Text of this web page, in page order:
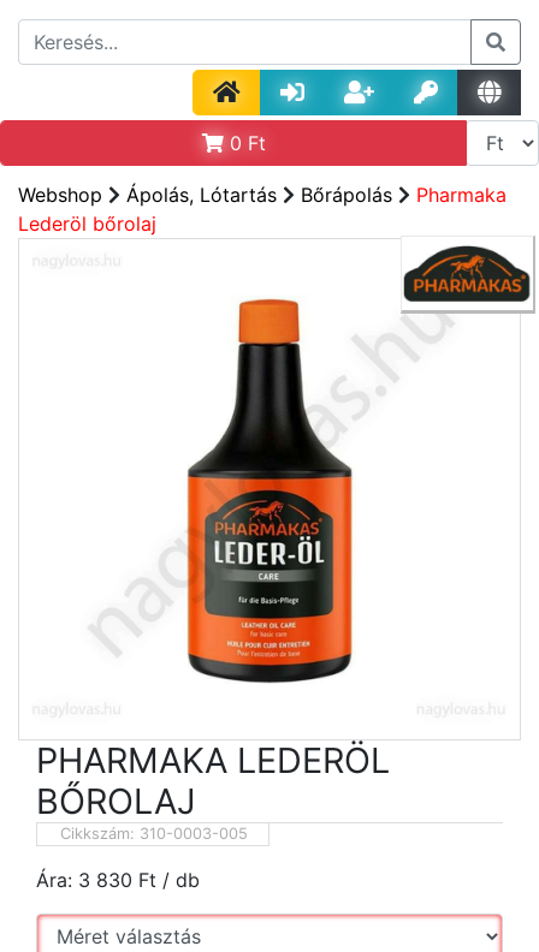
0 Ft
Webshop Ápolás, Lótartás Bőrápolás
Pharmaka
Lederöl bőrolaj
PHARMAKA LEDERÖL
BŐROLAJ
Cikkszám: 310-0003-005
Ára: 3 830 Ft / db